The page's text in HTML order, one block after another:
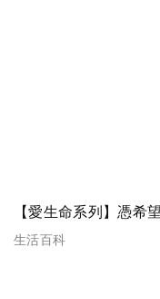
【愛生命系列】憑希
生活百科